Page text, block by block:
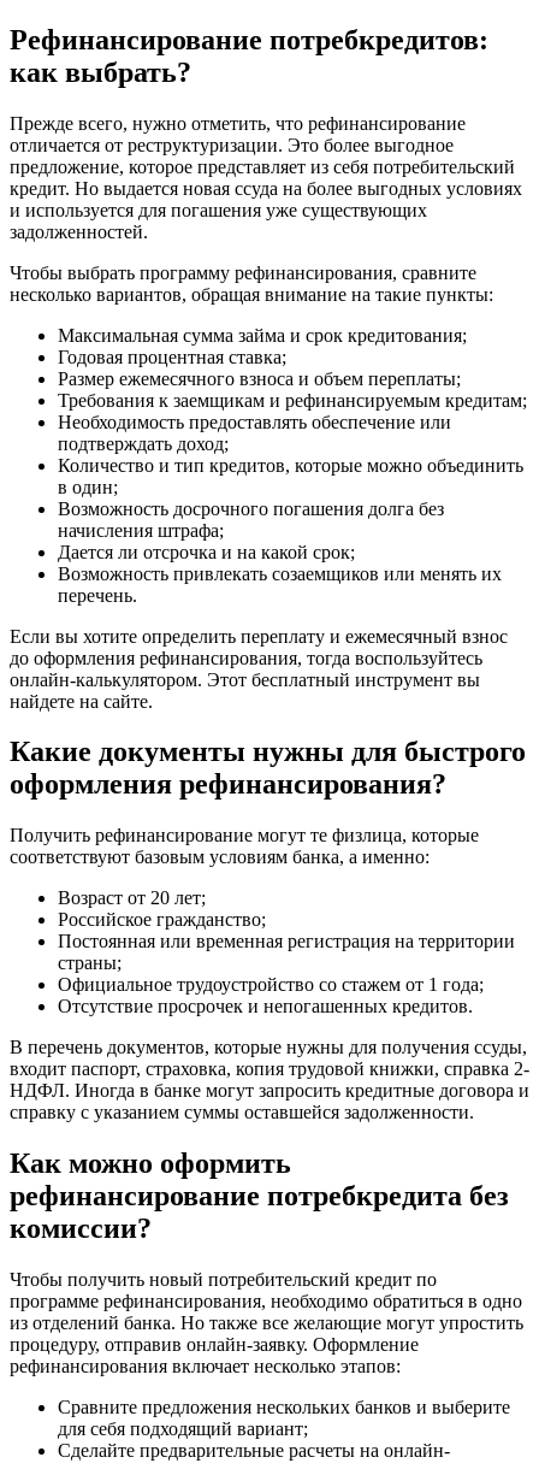
Рефинансирование потребкредитов:
как выбрать?
Прежде всего, нужно отметить, что рефинансирование
отличается от реструктуризации. Это более выгодное
предложение, которое представляет из себя потребительский
кредит. Но выдается новая ссуда на более выгодных условиях
и используется для погашения уже существующих
задолженностей.
Чтобы выбрать программу рефинансирования, сравните
несколько вариантов, обращая внимание на такие пункты:
Максимальная сумма займа и срок кредитования;
Годовая процентная ставка;
Размер ежемесячного взноса и объем переплаты;
Требования к заемщикам и рефинансируемым кредитам;
Необходимость предоставлять обеспечение или
подтверждать доход;
Количество и тип кредитов, которые можно объединить
в один;
Возможность досрочного погашения долга без
начисления штрафа;
Дается ли отсрочка и на какой срок;
Возможность привлекать созаемщиков или менять их
перечень.
Если вы хотите определить переплату и ежемесячный взнос
до оформления рефинансирования, тогда воспользуйтесь
онлайн-калькулятором. Этот бесплатный инструмент вы
найдете на сайте.
Какие документы нужны для быстрого
оформления рефинансирования?
Получить рефинансирование могут те физлица, которые
соответствуют базовым условиям банка, а именно:
Возраст от 20 лет;
Российское гражданство;
Постоянная или временная регистрация на территории
страны;
Официальное трудоустройство со стажем от 1 года;
Отсутствие просрочек и непогашенных кредитов.
В перечень документов, которые нужны для получения ссуды,
входит паспорт, страховка, копия трудовой книжки, справка 2-
НДФЛ. Иногда в банке могут запросить кредитные договора и
справку с указанием суммы оставшейся задолженности.
Как можно оформить
рефинансирование потребкредита без
комиссии?
Чтобы получить новый потребительский кредит по
программе рефинансирования, необходимо обратиться в одно
из отделений банка. Но также все желающие могут упростить
процедуру, отправив онлайн-заявку. Оформление
рефинансирования включает несколько этапов:
Сравните предложения нескольких банков и выберите
для себя подходящий вариант;
Сделайте предварительные расчеты на онлайн-